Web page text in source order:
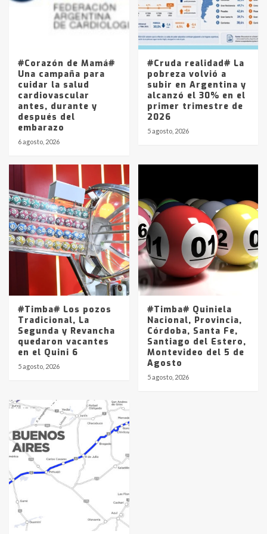
Los precios de los combustibles en
La Pampa, desde YPF hasta Axion
entre 857 a 1338 pesos
#Corazón de Mamá#
Una campaña para
cuidar la salud
cardiovascular
antes, durante y
después del
embarazo
6 agosto, 2026
#Cruda realidad# La
pobreza volvió a
subir en Argentina y
alcanzó el 30% en el
primer trimestre de
2026
5 agosto, 2026
#Timba# Los pozos
Tradicional, La
Segunda y Revancha
quedaron vacantes
en el Quini 6
5 agosto, 2026
#Timba# Quiniela
Nacional, Provincia,
Córdoba, Santa Fe,
Santiago del Estero,
Montevideo del 5 de
Agosto
5 agosto, 2026